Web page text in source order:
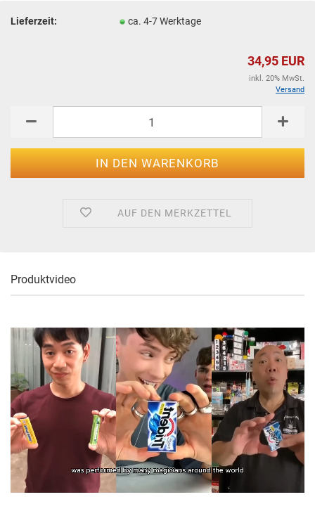
Lieferzeit: ca. 4-7 Werktage
34,95 EUR
inkl. 20% MwSt.
Versand
AUF DEN MERKZETTEL
Produktvideo